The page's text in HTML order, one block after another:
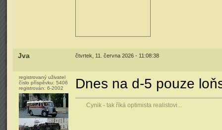
Jva čtvrtek, 11. června 2026 - 11:08:38
registrovaný uživatel
číslo příspěvku: 5406
registrován: 6-2002 Dnes na d-5 pouze
Cynik - tak říká optimista realistovi...